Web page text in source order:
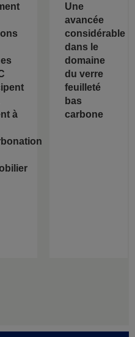
à
Une
avancée
considérable
dans le
domaine
du verre
feuilleté
bas
carbone